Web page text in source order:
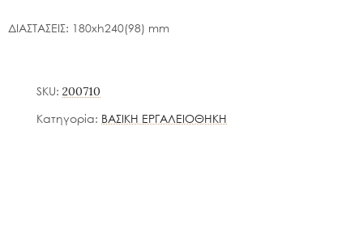
ΔΙΑΣΤΑΣΕΙΣ: 180xh240(98) mm
SKU: 200710
Κατηγορία: ΒΑΣΙΚΗ ΕΡΓΑΛΕΙΟΘΗΚΗ